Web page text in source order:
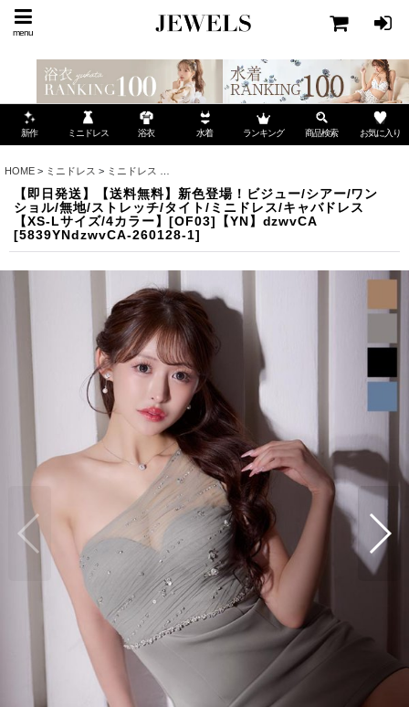
menu
新作 ミニドレス 浴衣 水着 ランキング 商品検索 お気に入り
HOME > ミニドレス > ミニドレス
【即日発送】【送料無料】新色登場！ビジュー/シアー/ワン
ショル/無地/ストレッチ/タイト/ミニドレス/キャバドレス
【XS-Lサイズ/4カラー】[OF03]【YN】dzwvCA
[5839YNdzwvCA-260128-1]